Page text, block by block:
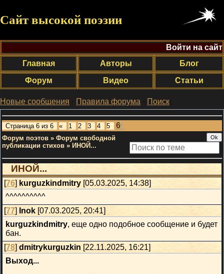
Сайт высокой поэзии
Войти на сайт
Главная
Авторы
Блог
Форум
Видео Статьи
Новые сообщения · Правила форума · Поиск;
Страница 6 из 6 « 1 2 3 4 5 6
Форум поэтов » Форум свободной
публикации стихов » ИНОЙ...
ИНОЙ...
[76]kurguzkindmitry [05.03.2025, 14:38]
^^^^^^^^^^
[77] Inok [07.03.2025, 20:41]
kurguzkindmitry, еще одно подобное сообщение и будет
бан.
[78]dmitrykurguzkin [22.11.2025, 16:21]
Выход...